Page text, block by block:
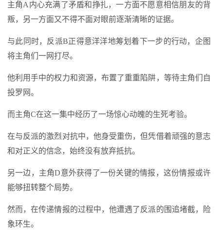
主角A内心充满了矛盾和挣扎，一方面不愿意相信朋友的背
叛，另一方面又不得不面对眼前逐渐清晰的证据。
与此同时，反派B正得意洋洋地筹划着下一步的行动，企图
将主角们一网打尽。
他利用手中的权力和资源，布置了重重陷阱，等待主角们自
投罗网。
而主角C在这一集中经历了一场惊心动魄的生死考验。
在与反派的激烈对抗中，他身受重伤，但凭借着顽强的意志
和对正义的信念，始终没有放弃抵抗。
另一边，主角D意外获得了一份关键的情报，这份情报或许
能够扭转整个局势。
然而，在传递情报的过程中，他遭遇了反派的围追堵截，险
象环生。